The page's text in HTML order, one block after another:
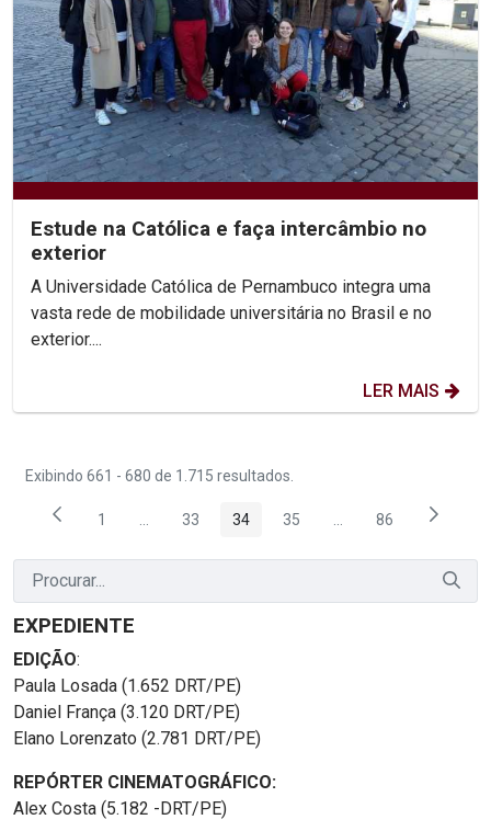
Estude na Católica e faça intercâmbio no
exterior
A Universidade Católica de Pernambuco integra uma
vasta rede de mobilidade universitária no Brasil e no
exterior....
LER MAIS
Exibindo 661 - 680 de 1.715 resultados.
Página
1 Páginas intermediárias Usar ABA para navegar.
Página
33 Página
34 Página
35 PáginasPágina
86
EXPEDIENTE
EDIÇÃO:
Paula Losada (1.652 DRT/PE)
Daniel França (3.120 DRT/PE)
Elano Lorenzato (2.781 DRT/PE)
REPÓRTER CINEMATOGRÁFICO:
Alex Costa (5.182 -DRT/PE)